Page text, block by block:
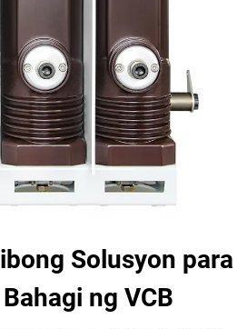
Amin
Solusyon para
ng VCB